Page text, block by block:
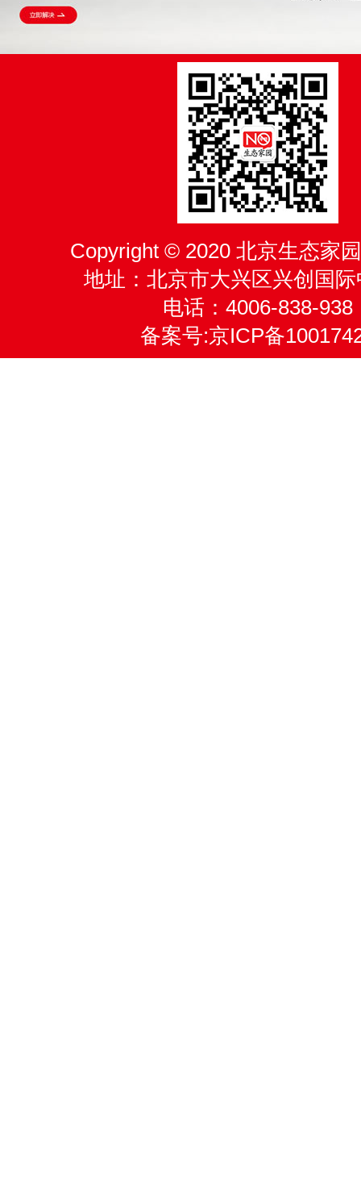
Copyright © 2020 北京生态家
地址：北京市大兴区兴创国
电话：4006-838-938
备案号:京ICP备